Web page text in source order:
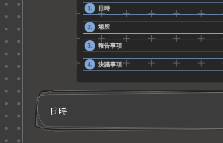
日時
場所
報告事項
決議事項
日時